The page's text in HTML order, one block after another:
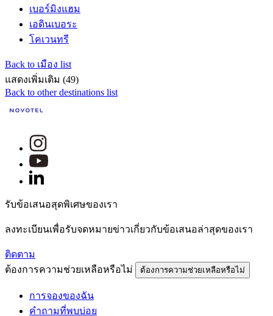
เบอร์มิงแฮม
เอดินเบอระ
โคเวนทรี
Back to เมือง list
แสดงเพิ่มเติม (49)
Back to other destinations list
รับข้อเสนอสุดพิเศษของเรา
ลงทะเบียนเพื่อรับจดหมายข่าวเกี่ยวกับข้อเสนอล่าสุดของเรา
ติดตาม
ต้องการความช่วยเหลือหรือไม่
ต้องการความช่วยเหลือหรือไม่
การจองของฉัน
คำถามที่พบบ่อย